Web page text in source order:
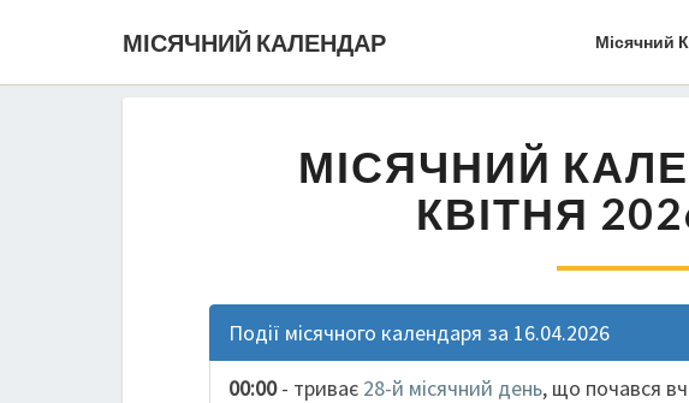
МІСЯЧНИЙ КАЛЕНДАР Місячний
МІСЯЧНИЙ
КВІТНЯ
Події місячного календаря за 16.04.2026
00:00- триває 28-й місячний день, що почався